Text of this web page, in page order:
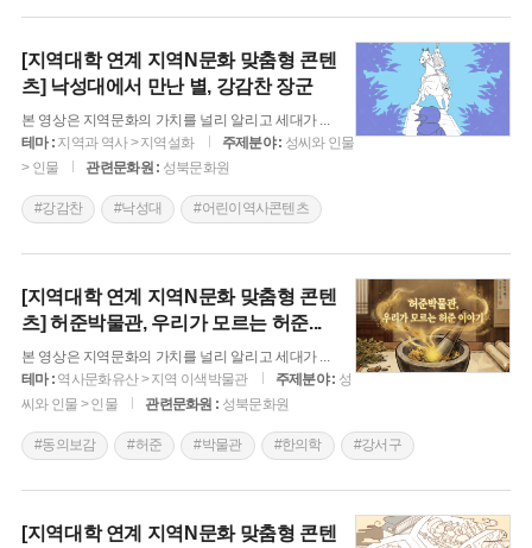
[지역대학 연계 지역N문화 맞춤형 콘텐
츠] 낙성대에서 만난 별, 강감찬 장군
본 영상은 지역문화의 가치를 널리 알리고 세대가 ...
테마 : 지역과 역사 > 지역설화 주제분야 : 성씨와 인물
> 인물
관련문화원 : 성북문화원
#강감찬 #낙성대 #어린이역사콘텐츠
[지역대학 연계 지역N문화 맞춤형 콘텐
츠] 허준박물관, 우리가 모르는 허준...
본 영상은 지역문화의 가치를 널리 알리고 세대가 ...
테마 : 역사문화유산 > 지역 이색박물관 주제분야 : 성
씨와 인물 > 인물
관련문화원 : 성북문화원
#동의보감 #허준 #박물관 #한의학 #강서구
[지역대학 연계 지역N문화 맞춤형 콘텐